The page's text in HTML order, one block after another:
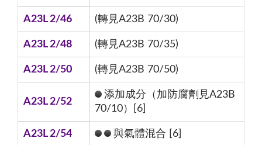
A23L 2/46 (轉見A23B 70/30)
A23L 2/48 (轉見A23B 70/35)
A23L 2/50 (轉見A23B 70/50)
A23L 2/52
添加成分（加防腐劑見A23B
70/10）[6]
A23L 2/54 與氣體混合 [6]